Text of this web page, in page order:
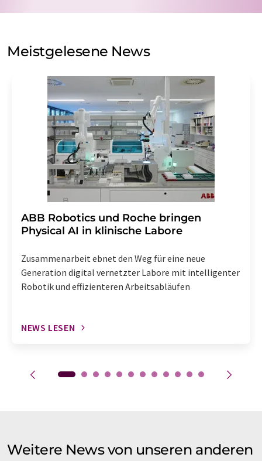
auf Basis unsererDatenschutzerklärung. LUMITOS darf
Meinungsforschung per E-Mail kontaktieren. Ihre
Einwilligung können Sie jederzeit ohne Angabe von
Str. 2, 12489 Berlin oder per E-Mail unter
widerruf@lumitos.commit Wirkung für die Zukunft
widerrufen. Zudem ist in jeder E-Mail ein Link zur
Abbestellung des entsprechenden Newsletters
enthalten.
Meistgelesene News
​​​​​​​ABB Robotics und Roche bringen
Physical AI in klinische Labore
Zusammenarbeit ebnet den Weg für eine neue
Generation digital vernetzter Labore mit intelligenter
Robotik und effizienteren Arbeitsabläufen
NEWS LESEN
Weitere News von unseren anderen